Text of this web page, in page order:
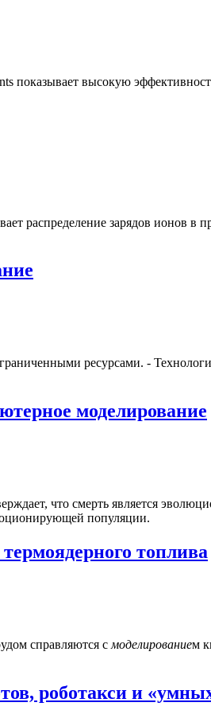
показывает высокую
распределение зарядов ионов в
ресурсами. -
моделирование
что смерть является
популяции.
топлива
справляются с моделированием
роботакси и